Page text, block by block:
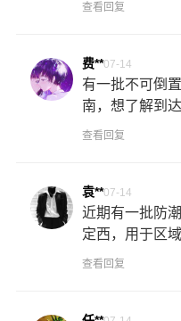
查看回复
费**07-14
有一批不可倒
南，想了解到
查看回复
袁**07-14
近期有一批防
定西，用于区
查看回复